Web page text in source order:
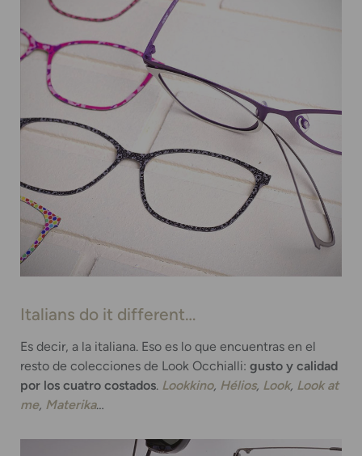
Italians do it different…
Es decir, a la italiana. Eso es lo que encuentras en el
resto de colecciones de Look Occhialli: gusto y calidad
por los cuatro costados. Lookkino, Hélios, Look, Look at
me, Materika…